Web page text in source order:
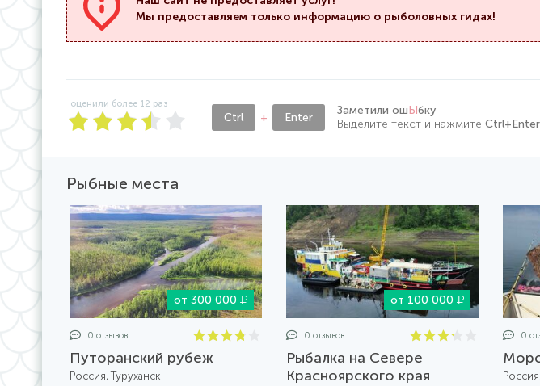
Мы предоставляем только информацию о рыболовных гидах!
оценили более 12 раз
Ctrl + Enter Заметили ошЫбку
Выделите текст и нажмите Ctrl+Enter
Рыбные места
от 300 000
0 отзывов
Путоранский рубеж
Россия, Туруханск
от 100 000
0 отзывов
Рыбалка на Севере
Красноярского края
0